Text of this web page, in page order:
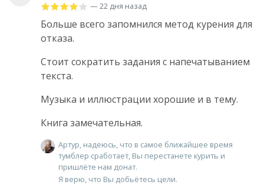
— 22 дня назад
Больше всего запомнился метод курения для
отказа.
Стоит сократить задания с напечатыванием
текста.
Музыка и иллюстрации хорошие и в тему.
Книга замечательная.
Артур, надеюсь, что в самое ближайшее время
тумблер сработает, Вы перестанете курить и
пришлёте нам донат.
Я верю, что Вы добьётесь цели.